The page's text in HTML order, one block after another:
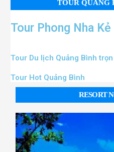
TOUR QUẢNG
Tour Phong Nha Kẻ
Tour Du lịch Quảng Bình
Tour Hot Quảng Bình
RESORT